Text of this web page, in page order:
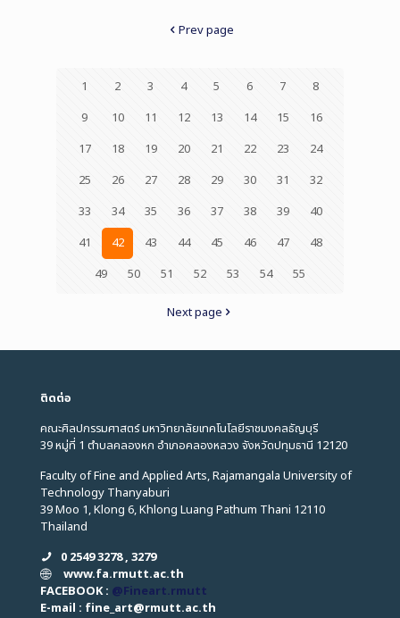
Prev page
1 2 3 4 5 6 7
8
9
10 11 12 13 14 15
16
17
18 19 20 21 22 23
24
25
26 27 28 29 30 31
32
33
34 35 36 37 38 39
40
41
42 43 44 45 46 47
48
49
50 51 52 53 54 55
Next page
ติดต่อ
คณะศิลปกรรมศาสตร์ มหาวิทยาลัยเทคโนโลยีราชมงคลธัญบุรี
39 หมู่ที่ 1 ตำบลคลองหก อำเภอคลองหลวง จังหวัดปทุมธานี 12120
Faculty of Fine and Applied Arts, Rajamangala University of
Technology Thanyaburi
39 Moo 1, Klong 6, Khlong Luang Pathum Thani 12110
Thailand
0 2549 3278 , 3279
www.fa.rmutt.ac.th
FACEBOOK : @Fineart.rmutt
E-mail : fine_art@rmutt.ac.th